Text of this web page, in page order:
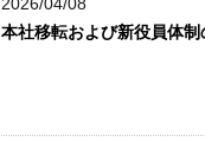
本社移転および新役員体